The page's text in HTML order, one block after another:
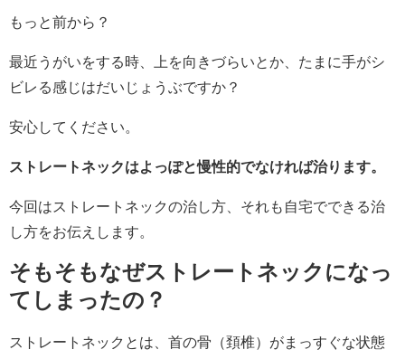
もっと前から？
最近うがいをする時、上を向きづらいとか、たまに手がシ
ビレる感じはだいじょうぶですか？
安心してください。
ストレートネックはよっぽと慢性的でなければ治ります。
今回はストレートネックの治し方、それも自宅でできる治
し方をお伝えします。
そもそもなぜストレートネックになっ
てしまったの？
ストレートネックとは、首の骨（頚椎）がまっすぐな状態